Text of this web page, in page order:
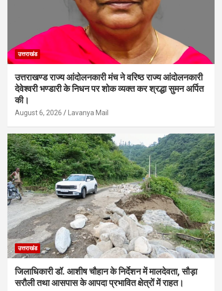
उत्तराखंड
उत्तराखण्ड राज्य आंदोलनकारी मंच ने वरिष्ठ राज्य आंदोलनकारी
देवेश्वरी भण्डारी के निधन पर शोक व्यक्त कर श्रद्धा सुमन अर्पित
की।
August 6, 2026 Lavanya Mail
उत्तराखंड
जिलाधिकारी डॉ. आशीष चौहान के निर्देशन में मालदेवता, सौड़ा
सरौली तथा आसपास के आपदा प्रभावित क्षेत्रों में राहत।